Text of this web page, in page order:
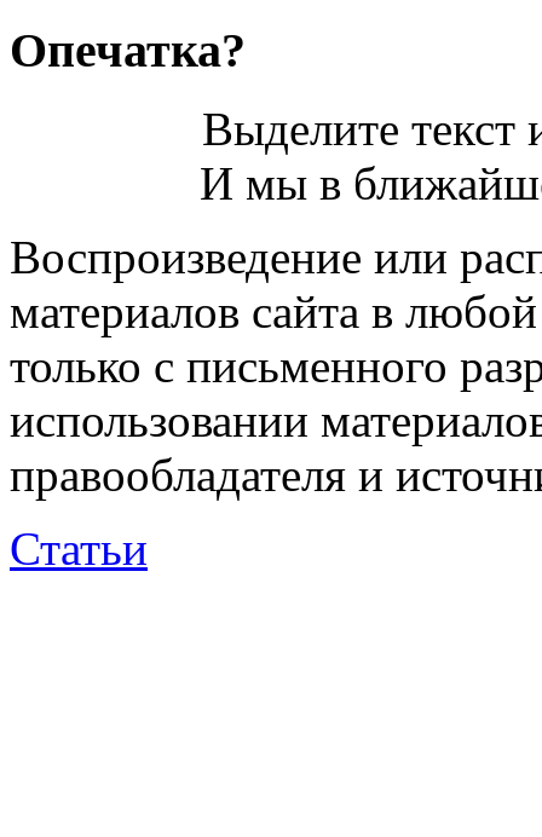
Опечатка?
Выделите
И мы в
Воспроизведение или
материалов сайта в
только с письменного
использовании
правообладателя и
Статьи